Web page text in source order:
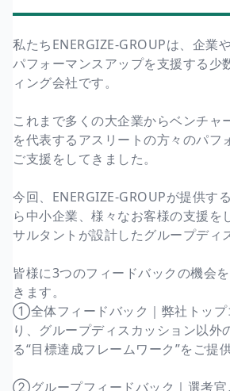
私たちENERGIZE-GROUPは、企業
パフォーマンスアップを支援する少
ィング会社です。
これまで多くの大企業からベンチャ
を代表するアスリートの方々のパフ
ご支援をしてきました。
今回、ENERGIZE-GROUPが提供す
ら中小企業、様々なお客様の支援を
サルタントが設計したグループディ
皆様に3つのフィードバックの機会
きます。
①全体フィードバック｜弊社トップ
り、グループディスカッション以外
る“目標達成フレームワーク”をご提
②グループフィードバック｜選考官